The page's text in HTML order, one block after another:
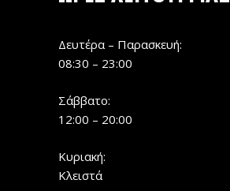
Δευτέρα – Παρασκευή:
08:30 – 23:00
Σάββατο:
12:00 – 20:00
Κυριακή:
Κλειστά